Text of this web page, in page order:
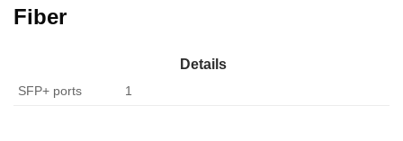
Fiber
Details
SFP+ ports 1